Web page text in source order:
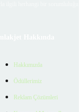
Hakkımızda
Ödüllerimiz
Reklam Çözümleri